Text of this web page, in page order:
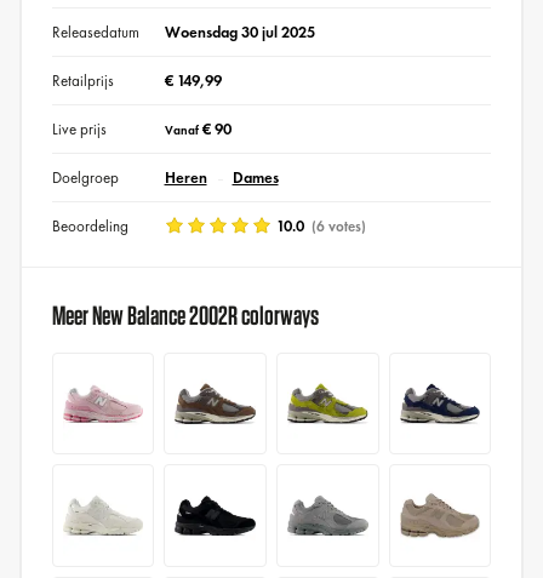
Releasedatum Woensdag 30 jul 2025
Retailprijs € 149,99
Live prijs Vanaf€ 90
Doelgroep Heren Dames
Beoordeling 10.0 (6 votes)
Meer New Balance 2002R colorways